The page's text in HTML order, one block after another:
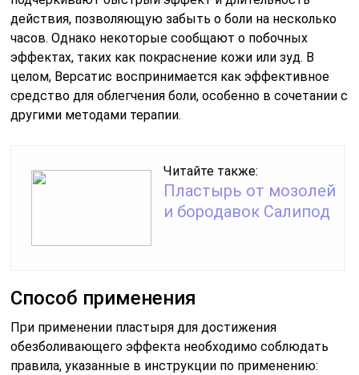
действия, позволяющую забыть о боли на несколько
часов. Однако некоторые сообщают о побочных
эффектах, таких как покраснение кожи или зуд. В
целом, Версатис воспринимается как эффективное
средство для облегчения боли, особенно в сочетании с
другими методами терапии.
Читайте также:
Пластырь от мозолей
и бородавок Салипод
Способ применения
При применении пластыря для достижения
обезболивающего эффекта необходимо соблюдать
правила, указанные в инструкции по применению: